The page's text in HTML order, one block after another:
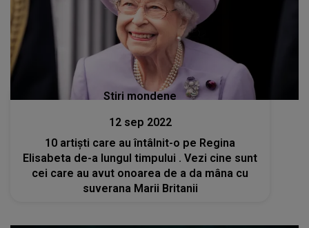
Stiri mondene
12 sep 2022
10 artiști care au întâlnit-o pe Regina
Elisabeta de-a lungul timpului . Vezi cine sunt
cei care au avut onoarea de a da mâna cu
suverana Marii Britanii